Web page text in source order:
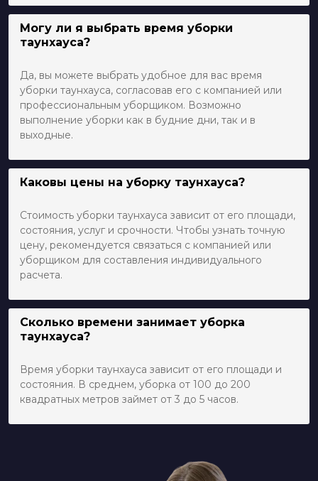
Могу ли я выбрать время уборки
таунхауса?
Да, вы можете выбрать удобное для вас время
уборки таунхауса, согласовав его с компанией или
профессиональным уборщиком. Возможно
выполнение уборки как в будние дни, так и в
выходные.
Каковы цены на уборку таунхауса?
Стоимость уборки таунхауса зависит от его площади,
состояния, услуг и срочности. Чтобы узнать точную
цену, рекомендуется связаться с компанией или
уборщиком для составления индивидуального
расчета.
Сколько времени занимает уборка
таунхауса?
Время уборки таунхауса зависит от его площади и
состояния. В среднем, уборка от 100 до 200
квадратных метров займет от 3 до 5 часов.